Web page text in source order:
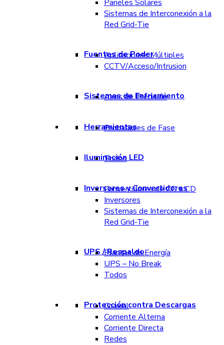
Paneles Solares
Sistemas de Interconexión a la
Red Grid-Tie
Fuentes de Poder
Aplicaciones Múltiples
CCTV/Acceso/Intrusion
Sistemas de Enfriamiento
Aires de Precisión
Herramientas
Probadores de Fase
Iluminación LED
Todos
Inversores y Convertidores
Convertidores de CD a CD
Inversores
Sistemas de Interconexión a la
Red Grid-Tie
UPS / Respaldo
Plantas de Energía
UPS – No Break
Todos
Protección contra Descargas
Coaxial
Corriente Alterna
Corriente Directa
Redes